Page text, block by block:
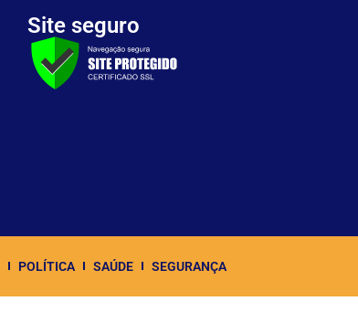
Site seguro
POLÍTICA SAÚDE SEGURANÇA